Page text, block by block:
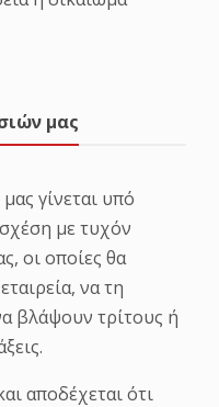
μας
γίνεται υπό
με τυχόν
οι οποίες θα
να τη
βλάψουν τρίτους ή
αποδέχεται ότι